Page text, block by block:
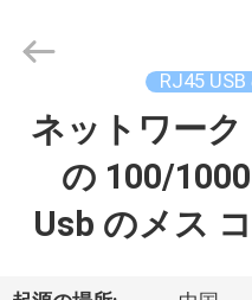
家
2015
Electronics
RJ45
ネットワー
の 100/
Usb のメス